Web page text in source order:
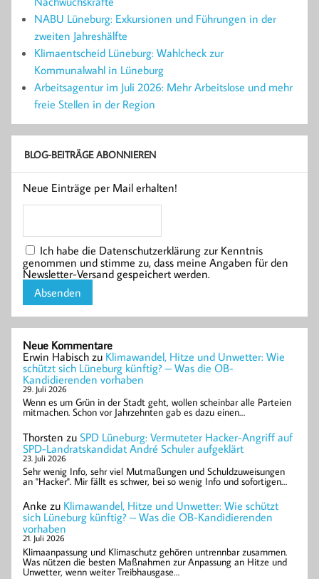
NABU Lüneburg: Exkursionen und Führungen in der
zweiten Jahreshälfte
Klimaentscheid Lüneburg: Wahlcheck zur
Kommunalwahl in Lüneburg
Arbeitsagentur im Juli 2026: Mehr Arbeitslose und mehr
freie Stellen in der Region
BLOG-BEITRÄGE ABONNIEREN
Neue Einträge per Mail erhalten!
Ich habe die Datenschutzerklärung zur Kenntnis
genommen und stimme zu, dass meine Angaben für den
Newsletter-Versand gespeichert werden.
Neue Kommentare
Erwin Habisch zu Klimawandel, Hitze und Unwetter: Wie
schützt sich Lüneburg künftig? – Was die OB-
Kandidierenden vorhaben
29. Juli 2026
Wenn es um Grün in der Stadt geht, wollen scheinbar alle Parteien
mitmachen. Schon vor Jahrzehnten gab es dazu einen…
Thorsten zu SPD Lüneburg: Vermuteter Hacker-Angriff auf
SPD-Landratskandidat André Schuler aufgeklärt
23. Juli 2026
Sehr wenig Info, sehr viel Mutmaßungen und Schuldzuweisungen
an "Hacker". Mir fällt es schwer, bei so wenig Info und sofortigen…
Anke zu Klimawandel, Hitze und Unwetter: Wie schützt
sich Lüneburg künftig? – Was die OB-Kandidierenden
vorhaben
21. Juli 2026
Klimaanpassung und Klimaschutz gehören untrennbar zusammen.
Was nützen die besten Maßnahmen zur Anpassung an Hitze und
Unwetter, wenn weiter Treibhausgase…